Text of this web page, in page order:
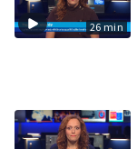
26 min